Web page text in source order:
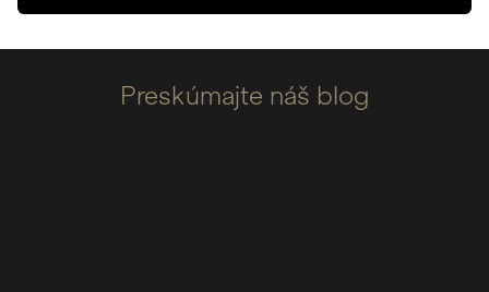
Preskúmajte náš blog